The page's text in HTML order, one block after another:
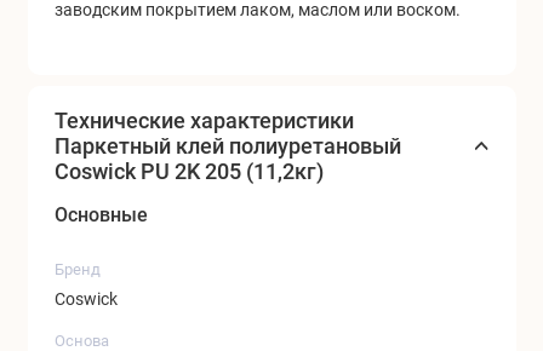
заводским покрытием лаком, маслом или воском.
Технические характеристики
Паркетный клей полиуретановый
Coswick PU 2K 205 (11,2кг)
Основные
Бренд
Coswick
Основа